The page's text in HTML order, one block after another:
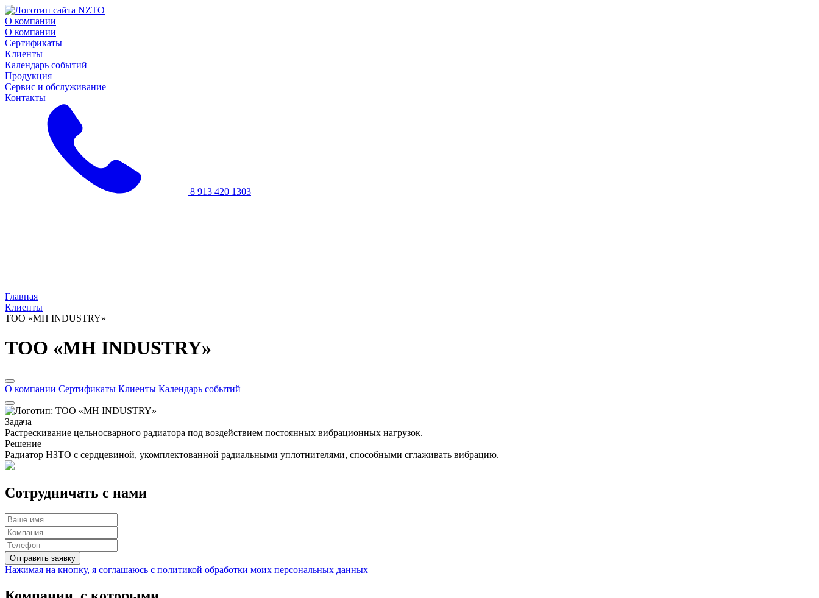
О компании
О компании
Сертификаты
Клиенты
Календарь событий
Продукция
Сервис и обслуживание
Контакты
8 913 420 1303
Главная
Клиенты
ТОО «MH INDUSTRY»
ТОО «MH INDUSTRY»
О компании Сертификаты Клиенты Календарь событий
Задача
Растрескивание цельносварного радиатора под воздействием постоянных вибрационных нагрузок.
Решение
Радиатор НЗТО с сердцевиной, укомплектованной радиальными уплотнителями, способными сглаживать вибрацию.
Сотрудничать с нами
Отправить заявку
Нажимая на кнопку, я соглашаюсь с политикой обработки моих персональных данных